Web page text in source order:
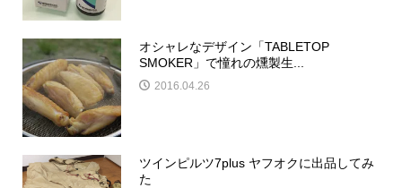
オシャレなデザイン「TABLETOP
SMOKER」で憧れの燻製生...
2016.04.26
ツインピルツ7plus ヤフオクに出品してみ
た